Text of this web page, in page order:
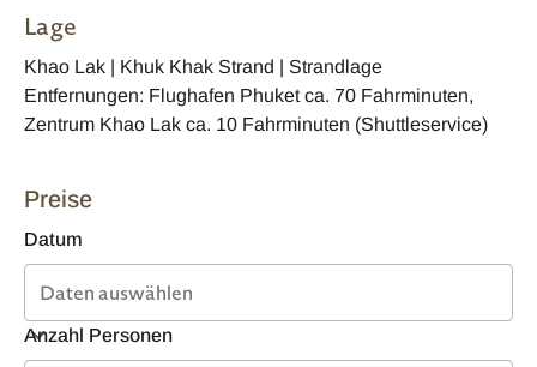
Lage
Khao Lak | Khuk Khak Strand | Strandlage
Entfernungen: Flughafen Phuket ca. 70 Fahrminuten,
Zentrum Khao Lak ca. 10 Fahrminuten (Shuttleservice)
Preise
Datum
Anzahl Personen